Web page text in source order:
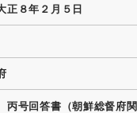
正８年２月５日
丙号回答書（朝鮮総督